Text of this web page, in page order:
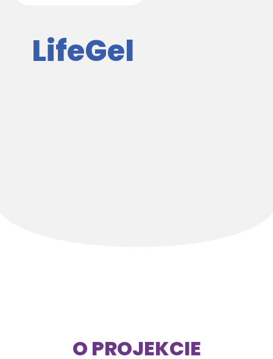
LifeGel
O PROJEKCIE